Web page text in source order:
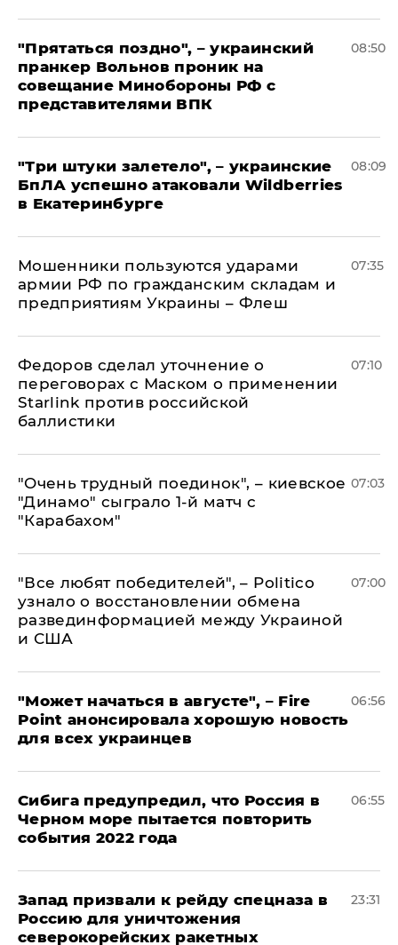
"Прятаться поздно", – украинский
пранкер Вольнов проник на
совещание Минобороны РФ с
представителями ВПК
08:50
"Три штуки залетело", – украинские
БпЛА успешно атаковали Wildberries
в Екатеринбурге
08:09
Мошенники пользуются ударами
армии РФ по гражданским складам и
предприятиям Украины – Флеш
07:35
Федоров сделал уточнение о
переговорах с Маском о применении
Starlink против российской
баллистики
07:10
"Очень трудный поединок", – киевское
"Динамо" сыграло 1-й матч с
"Карабахом"
07:03
​"Все любят победителей", – Politico
узнало о восстановлении обмена
развединформацией между Украиной
и США
07:00
"Может начаться в августе", – Fire
Point анонсировала хорошую новость
для всех украинцев
06:56
Сибига предупредил, что Россия в
Черном море пытается повторить
события 2022 года
06:55
Запад призвали к рейду спецназа в
Россию для уничтожения
северокорейских ракетных
23:31